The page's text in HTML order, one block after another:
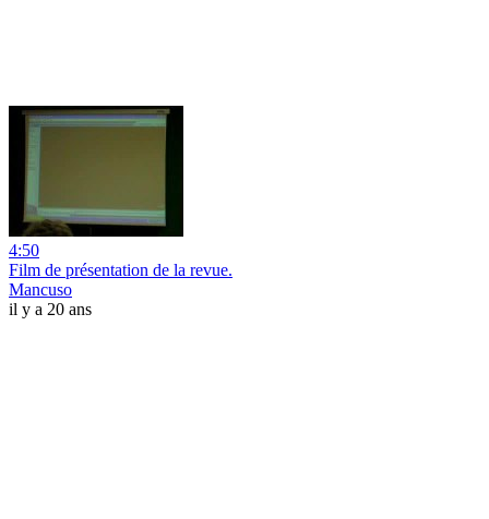
4:50
Film de présentation de la revue.
Mancuso
il y a 20 ans